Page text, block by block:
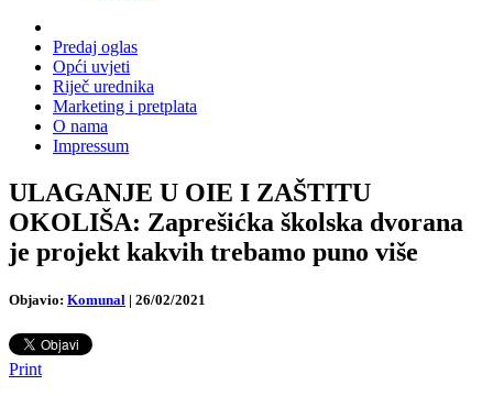
Predaj oglas
Opći uvjeti
Riječ urednika
Marketing i pretplata
O nama
Impressum
ULAGANJE U OIE I ZAŠTITU
OKOLIŠA: Zaprešićka školska dvorana
je projekt kakvih trebamo puno više
Objavio: Komunal | 26/02/2021
Print